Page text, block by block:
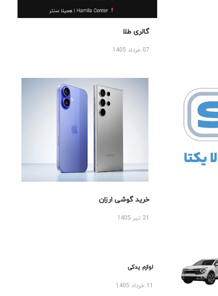
گالری طلا
07 مرداد 1405
خرید گوشی ارزان
لوازم یدکی